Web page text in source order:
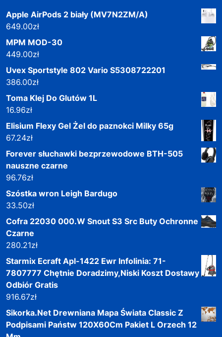
Apple AirPods 2 biały (MV7N2ZM/A)
649.00zł
MPM MOD-30
449.00zł
Uvex Sportstyle 802 Vario S5308722201
386.00zł
Toma Klej Do Glutów 1L
16.96zł
Elisium Flexy Gel Żel do paznokci Milky 65g
67.24zł
Forever słuchawki bezprzewodowe BTH-505
nauszne czarne
96.76zł
Szóstka wron Leigh Bardugo
33.50zł
Cofra 22030 000.W Snout S3 Src Buty Ochronne
Czarne
280.21zł
Starmix Ecraft Apl-1422 Ewr Infolinia: 71-
7807777 Chętnie Doradzimy,Niski Koszt Dostawy
Odbiór Gratis
916.67zł
Sikorka.Net Drewniana Mapa Świata Classic Z
Podpisami Państw 120X60Cm Pakiet L Orzech 12